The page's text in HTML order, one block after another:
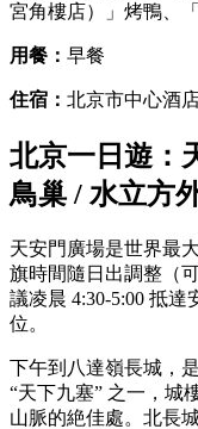
宮角樓店）」烤鴨、
用餐： 早餐
住宿： 北京市中心酒
北京一日遊
鳥巢 / 水立方
天安門廣場是世界最
旗時間隨日出調整（
議凌晨 4:30-5:00 抵
位。
下午到八達嶺長城，
“天下九塞” 之一，城
山脈的絶佳處。北長